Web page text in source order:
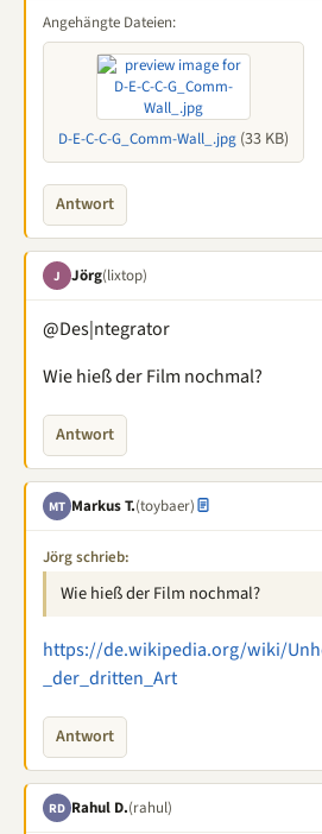
Angehängte Dateien:
D-E-C-C-G_Comm-Wall_.jpg (33 KB)
Antwort
J Jörg(lixtop)
@Des|ntegrator
Wie hieß der Film nochmal?
Antwort
MT Markus T.(toybaer)
Jörg schrieb:
Wie hieß der Film nochmal?
https://de.wikipedia.org/wiki/
_der_dritten_Art
Antwort
RD Rahul D.(rahul)